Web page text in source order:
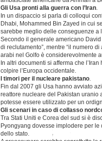
Gli Usa pronti alla guerra con l’Iran.
In un dispaccio si parla di colloqui
Dhabi, Mohammed Bin Zayed in cui
sarebbe meglio delle conseguenze a
Secondo il generale americano
di reclutamento”, mentre “il numero
arabi nel Golfo è considerevolmente
In altri documenti si afferma che
colpire l’Europa occidentale.
I timori per il nucleare pakistano.
Fin dal 2007 gli Usa hanno avviato
reattore nucleare del Pakistan uranio
potesse essere utilizzato per un
Gli scenari in caso di collasso
Tra Stati Uniti e Corea del sud si è
Pyongyang dovesse implodere per
dello stato.